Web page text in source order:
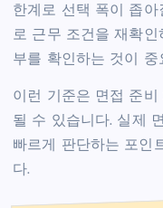
한계로 선택 폭이 좁
로 근무 조건을 재확인
부를 확인하는 것이 중
이런 기준은 면접 준
될 수 있습니다. 실제
빠르게 판단하는 포인
다.